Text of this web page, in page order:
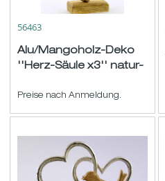
56463
Alu/Mangoholz-Deko
''Herz-Säule x3'' natur-
Preise nach Anmeldung.